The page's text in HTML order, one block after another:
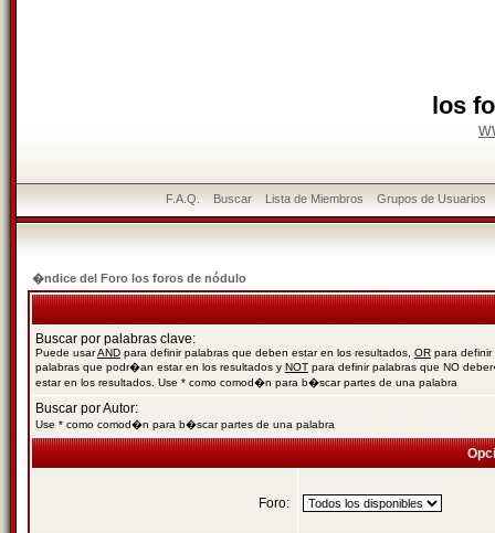
los
F.A.Q. Buscar Lista de Miembros Grupos de Usuarios
�ndice del Foro los foros de nódulo
Buscar por palabras clave:
Puede usarAND para definir palabras que deben estar en los resultados, OR para definir
palabras que podr�an estar en los resultados y NOT para definir palabras que NO
estar en los resultados. Use * como comod�n para b�scar partes de una palabra
Buscar por Autor:
Use * como comod�n para b�scar partes de una palabra
Foro: